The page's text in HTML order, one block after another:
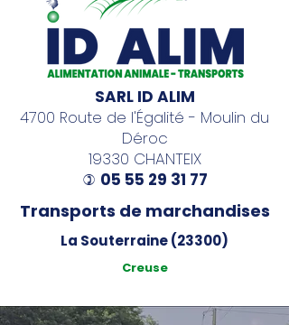
SARL ID ALIM
4700 Route de l'Égalité - Moulin du
Déroc
19330 CHANTEIX
) 05 55 29 31 77
Transports de marchandises
La Souterraine (23300)
Creuse